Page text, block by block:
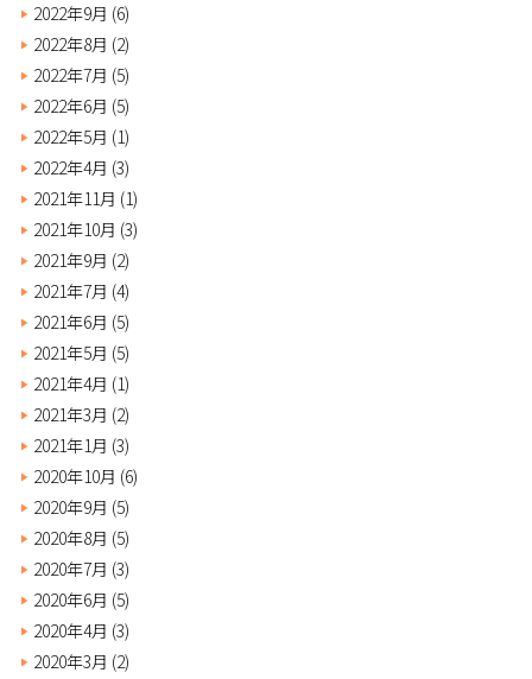
2022年9月 (6)
2022年8月 (2)
2022年7月 (5)
2022年6月 (5)
2022年5月 (1)
2022年4月 (3)
2021年11月 (1)
2021年10月 (3)
2021年9月 (2)
2021年7月 (4)
2021年6月 (5)
2021年5月 (5)
2021年4月 (1)
2021年3月 (2)
2021年1月 (3)
2020年10月 (6)
2020年9月 (5)
2020年8月 (5)
2020年7月 (3)
2020年6月 (5)
2020年4月 (3)
2020年3月 (2)